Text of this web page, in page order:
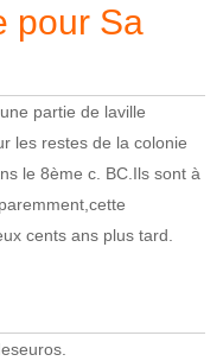
pour Sa
partie de laville
les restes de la colonie
le 8ème c. BC.Ils sont à
cents ans plus tard.